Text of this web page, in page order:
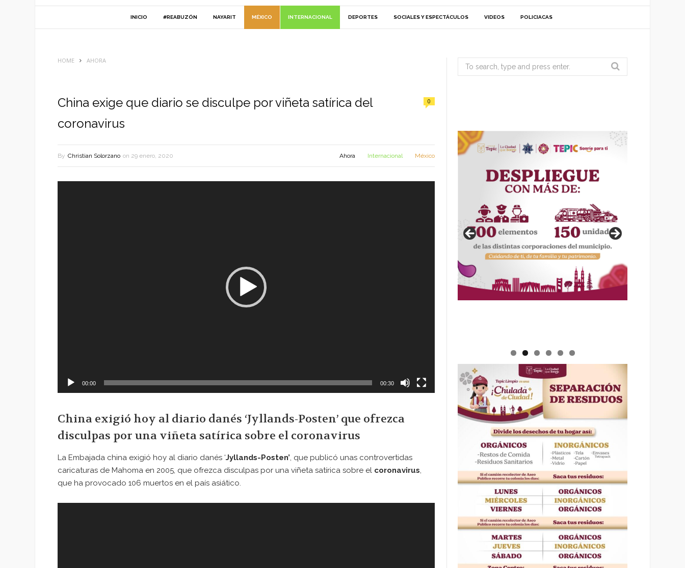
INICIO #REABUZÓN NAYARIT MÉXICO INTERNACIONAL DEPORTES SOCIALES Y ESPECTÁCULOS VIDEOS POLICIACAS
HOME AHORA
China exige que diario se disculpe por viñeta satírica del
coronavirus
0
By Christian Solorzano on 29 enero, 2020 Ahora Internacional México
00:00 00:30
China exigió hoy al diario danés ‘Jyllands-Posten’ que ofrezca
disculpas por una viñeta satírica sobre el coronavirus
La Embajada china exigió hoy al diario danés ‘Jyllands-Posten’, que publicó unas controvertidas
caricaturas de Mahoma en 2005, que ofrezca disculpas por una viñeta satírica sobre el coronavirus,
que ha provocado 106 muertos en el país asiático.
Search
for: